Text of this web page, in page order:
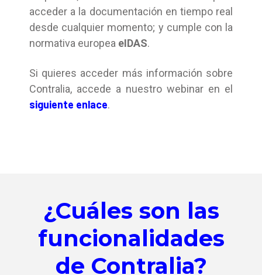
acceder a la documentación en tiempo real
desde cualquier momento; y cumple con la
normativa europea eIDAS.
Si quieres acceder más información sobre
Contralia, accede a nuestro webinar en el
siguiente enlace.
¿Cuáles son las
funcionalidades
de Contralia?